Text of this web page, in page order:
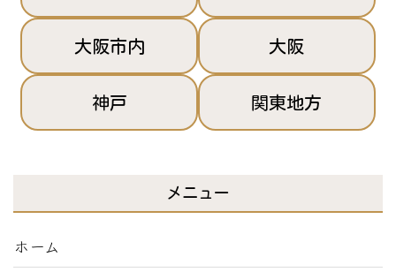
大阪市内 大阪
神戸 関東地方
メニュー
ホーム